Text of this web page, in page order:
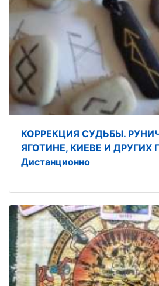
КОРРЕКЦИЯ СУДЬБЫ.
ЯГОТИНЕ, КИЕВЕ И ДРУГИХ
Дистанционно